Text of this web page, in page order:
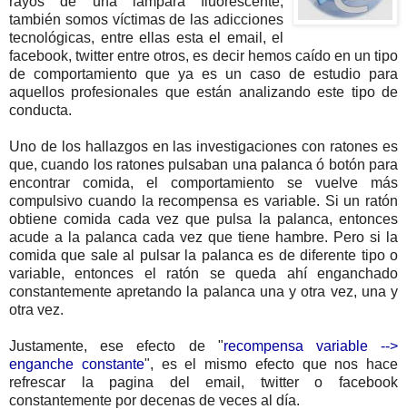
también somos víctimas de las adicciones
tecnológicas, entre ellas esta el email, el
facebook, twitter entre otros, es decir hemos caído en un tipo
de comportamiento que ya es un caso de estudio para
aquellos profesionales que están analizando este tipo de
conducta.
Uno de los hallazgos en las investigaciones con ratones es
que, cuando los ratones pulsaban una palanca ó botón para
encontrar comida, el comportamiento se vuelve más
compulsivo cuando la recompensa es variable. Si un ratón
obtiene comida cada vez que pulsa la palanca, entonces
acude a la palanca cada vez que tiene hambre. Pero si la
comida que sale al pulsar la palanca es de diferente tipo o
variable, entonces el ratón se queda ahí enganchado
constantemente apretando la palanca una y otra vez, una y
otra vez.
Justamente, ese efecto de "recompensa variable -->
enganche constante", es el mismo efecto que nos hace
refrescar la pagina del email, twitter o facebook
constantemente por decenas de veces al día.